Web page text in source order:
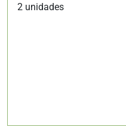
2 unidades